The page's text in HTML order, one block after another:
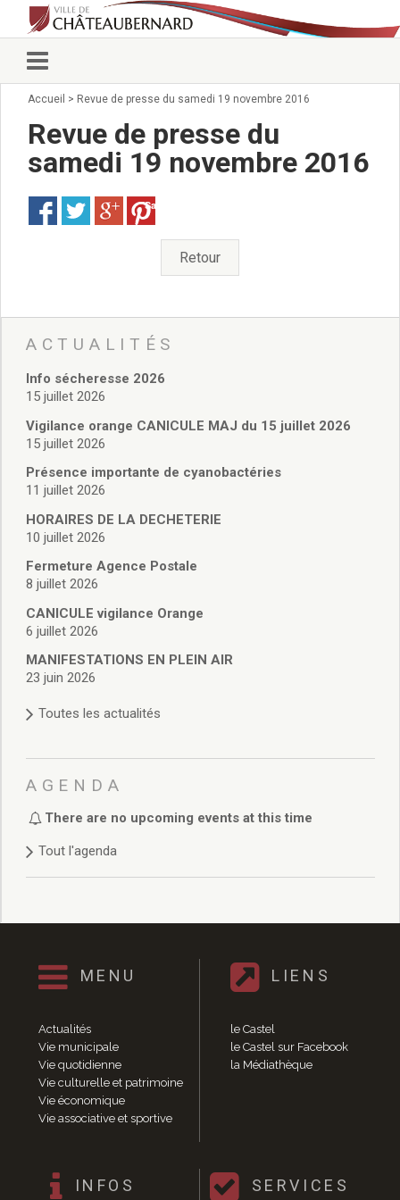
Vie municipale
Conseillers municipaux
Commissions 2026
Arrêtés du Maire
Services municipaux
Pour venir nous voir
administratives
Services Techniques
Affaires Scolaires
Vie associative
Police Municipale/règlementation
Cimetière/réglementation funéraire
Services en ligne
Licences boissons
Cadastre
Actes d’état civil
Budget de Fonctionnement
Budget d’Investissement
Conseils municipaux
Règlement du conseil municipal
Délibérations 2025
Délibérations 2022
Délibérations 2021
Délibérations 2020
Délibérations 2019
Délibérations 2018
Délibérations 2014
Délibérations 2013
Délibérations 2011
Délibérations 2010
Délibérations 2009
Délibérations 2008
Agenda réunions publiques
Marchés publics
Vie quotidienne
Accueil > Revue de presse du samedi 19 novembre 2016
Revue de presse du
samedi 19 novembre 2016
Save
Retour
ACTUALITÉS
Info sécheresse 2026
15 juillet 2026
Vigilance orange CANICULE MAJ du 15 juillet 2026
15 juillet 2026
Présence importante de cyanobactéries
11 juillet 2026
HORAIRES DE LA DECHETERIE
10 juillet 2026
Fermeture Agence Postale
8 juillet 2026
CANICULE vigilance Orange
6 juillet 2026
MANIFESTATIONS EN PLEIN AIR
23 juin 2026
Toutes les actualités
AGENDA
There are no upcoming events at this time
Tout l'agenda
MENU
Actualités
Vie municipale
Vie quotidienne
Vie culturelle et patrimoine
Vie économique
Vie associative et sportive
LIENS
le Castel
le Castel sur Facebook
la Médiathèque
INFOS SERVICES